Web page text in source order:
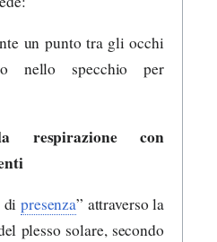
un punto tra gli occhi
nello specchio per
respirazione con
di presenza” attraverso la
plesso solare, secondo